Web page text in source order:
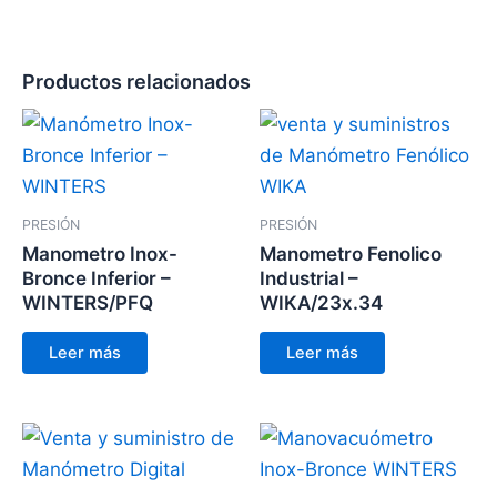
Productos relacionados
PRESIÓN
Manometro Inox-
Bronce Inferior –
WINTERS/PFQ
Leer más
PRESIÓN
Manometro Fenolico
Industrial –
WIKA/23x.34
Leer más